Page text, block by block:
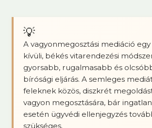
💡
A vagyonmegosztási mediáció
kívüli, békés vitarendezési
gyorsabb, rugalmasabb és
bírósági eljárás. A semleges
feleknek közös, diszkrét
vagyon megosztására, bár
esetén ügyvédi ellenjegyzés
szükséges.